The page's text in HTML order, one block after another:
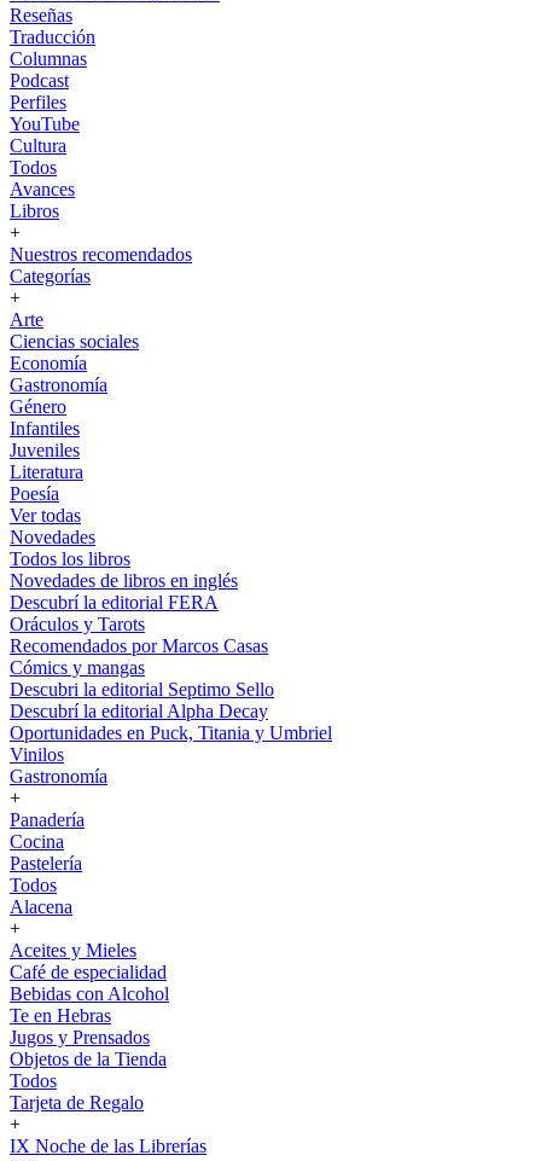
Reseñas
Traducción
Columnas
Podcast
Perfiles
YouTube
Cultura
Todos
Avances
Libros
+
Nuestros recomendados
Categorías
+
Arte
Ciencias sociales
Economía
Gastronomía
Género
Infantiles
Juveniles
Literatura
Poesía
Ver todas
Novedades
Todos los libros
Novedades de libros en inglés
Descubrí la editorial FERA
Oráculos y Tarots
Recomendados por Marcos Casas
Cómics y mangas
Descubri la editorial Septimo Sello
Descubrí la editorial Alpha Decay
Oportunidades en Puck, Titania y Umbriel
Vinilos
Gastronomía
+
Panadería
Cocina
Pastelería
Todos
Alacena
+
Aceites y Mieles
Café de especialidad
Bebidas con Alcohol
Te en Hebras
Jugos y Prensados
Objetos de la Tienda
Todos
Tarjeta de Regalo
+
IX Noche de las Librerías